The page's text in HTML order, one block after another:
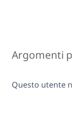
Argomenti
Questo utente